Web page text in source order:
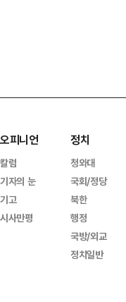
오피니언
칼럼
기자의 눈
기고
시사만평
정치
청와대
국회/정당
북한
행정
국방/외교
정치일반